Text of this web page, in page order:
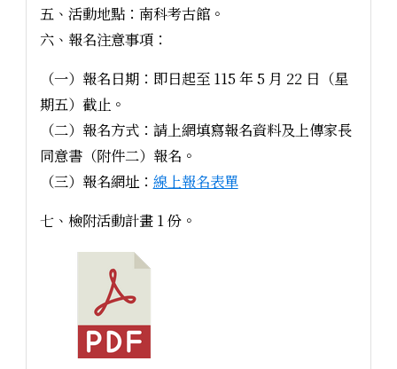
五、活動地點：南科考古館。
六、報名注意事項：
（一）報名日期：即日起至 115 年 5 月 22 日（星
期五）截止。
（二）報名方式：請上網填寫報名資料及上傳家長
同意書（附件二）報名。
（三）報名網址： 線上報名表單
七、檢附活動計畫 1 份。